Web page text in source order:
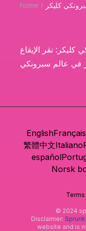
home كليكر
كليكر: نقر الإيقاع
EnglishFrançais
繁體中文Italiano
español
Norsk
© 2024
Disclaimer:
website and is